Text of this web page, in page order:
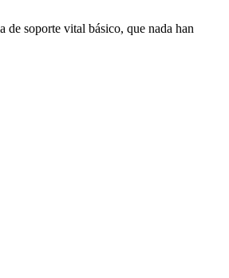
soporte vital básico, que nada han